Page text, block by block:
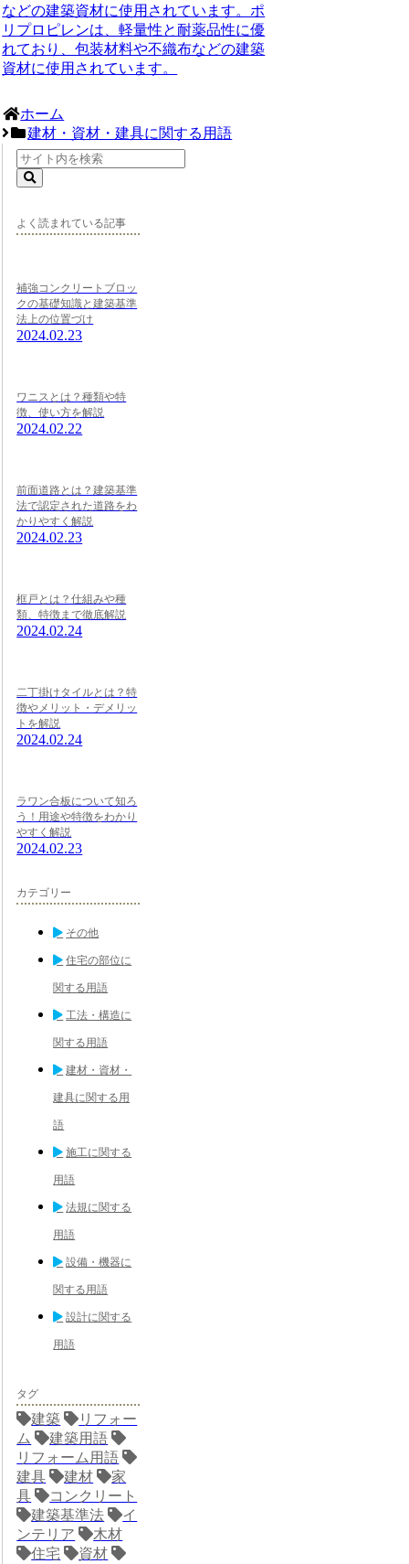
などの建築資材に使用されています。ポ
リプロピレンは、軽量性と耐薬品性に優
れており、包装材料や不織布などの建築
資材に使用されています。
ホーム
建材・資材・建具に関する用語
よく読まれている記事
補強コンクリートブロッ
クの基礎知識と建築基準
法上の位置づけ
2024.02.23
ワニスとは？種類や特
徴、使い方を解説
2024.02.22
前面道路とは？建築基準
法で認定された道路をわ
かりやすく解説
2024.02.23
框戸とは？仕組みや種
類、特徴まで徹底解説
2024.02.24
二丁掛けタイルとは？特
徴やメリット・デメリッ
トを解説
2024.02.24
ラワン合板について知ろ
う！用途や特徴をわかり
やすく解説
2024.02.23
カテゴリー
その他
住宅の部位に
関する用語
工法・構造に
関する用語
建材・資材・
建具に関する用
語
施工に関する
用語
法規に関する
用語
設備・機器に
関する用語
設計に関する
用語
タグ
建築
リフォー
ム
建築用語
リフォーム用語
建具
建材
家
具
コンクリート
建築基準法
イ
ンテリア
木材
住宅
資材